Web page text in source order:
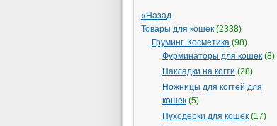
«Назад
Товары для кошек (2338)
Груминг. Косметика (98)
Фурминаторы для кошек (8)
Накладки на когти (28)
Ножницы для когтей для
кошек (5)
Пуходерки для кошек (17)